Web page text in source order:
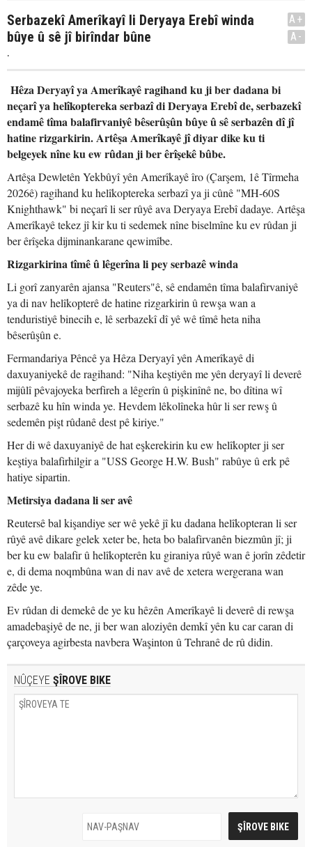
Serbazekî Amerîkayî li Deryaya Erebî winda
bûye û sê jî birîndar bûne
.
A+
A-
Hêza Deryayî ya Amerîkayê ragihand ku ji ber dadana bi
neçarî ya helîkoptereka serbazî di Deryaya Erebî de, serbazekî
endamê tîma balafirvaniyê bêserûşûn bûye û sê serbazên dî jî
hatine rizgarkirin. Artêşa Amerîkayê jî diyar dike ku ti
belgeyek nîne ku ew rûdan ji ber êrîşekê bûbe.
Artêşa Dewletên Yekbûyî yên Amerîkayê îro (Çarşem, 1ê Tîrmeha
2026ê) ragihand ku helîkoptereka serbazî ya ji cûnê "MH-60S
Knighthawk" bi neçarî li ser rûyê ava Deryaya Erebî dadaye. Artêşa
Amerîkayê tekez jî kir ku ti sedemek nîne biselmîne ku ev rûdan ji
ber êrîşeka dijminankarane qewimîbe.
Rizgarkirina tîmê û lêgerîna li pey serbazê winda
Li gorî zanyarên ajansa "Reuters"ê, sê endamên tîma balafirvaniyê
ya di nav helîkopterê de hatine rizgarkirin û rewşa wan a
tenduristiyê binecih e, lê serbazekî dî yê wê tîmê heta niha
bêserûşûn e.
Fermandariya Pêncê ya Hêza Deryayî yên Amerîkayê di
daxuyaniyekê de ragihand: "Niha keştiyên me yên deryayî li deverê
mijûlî pêvajoyeka berfireh a lêgerîn û pişkinînê ne, bo dîtina wî
serbazê ku hîn winda ye. Hevdem lêkolîneka hûr li ser rewş û
sedemên pişt rûdanê dest pê kiriye."
Her di wê daxuyaniyê de hat eşkerekirin ku ew helîkopter ji ser
keştiya balafirhilgir a "USS George H.W. Bush" rabûye û erk pê
hatiye sipartin.
Metirsiya dadana li ser avê
Reutersê bal kişandiye ser wê yekê jî ku dadana helîkopteran li ser
rûyê avê dikare gelek xeter be, heta bo balafirvanên biezmûn jî; ji
ber ku ew balafir û helîkopterên ku giraniya rûyê wan ê jorîn zêdetir
e, di dema noqmbûna wan di nav avê de xetera wergerana wan
zêde ye.
Ev rûdan di demekê de ye ku hêzên Amerîkayê li deverê di rewşa
amadebaşiyê de ne, ji ber wan aloziyên demkî yên ku car caran di
çarçoveya agirbesta navbera Waşinton û Tehranê de rû didin.
NÛÇEYE ŞÎROVE BIKE